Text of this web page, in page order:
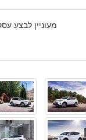
מעוניין לבצע